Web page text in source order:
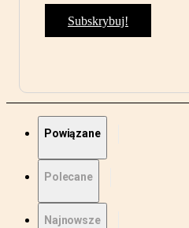
Subskrybuj!
Powiązane
Polecane
Najnowsze